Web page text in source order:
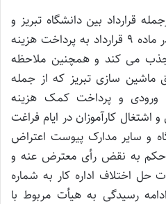
قرارداد بین دانشگاه تبریز و
ماشین سازی تبریز و تصریح در ماده 9 قرارداد به پرداخت هزینه
جذب می کند و همچنین ملاحظه
ماشین سازی تبریز که از جمله
و پرداخت کمک هزینه
هر ماهه 000؍15 ریال و اشتغال کارآموزان در ایام فراغت
و سایر مدارک پیوست اعتراض
به نقض رأی معترض عنه و
اختلاف اداره کار به شماره
و جهت ادامه رسیدگی به هیأت مربوط با